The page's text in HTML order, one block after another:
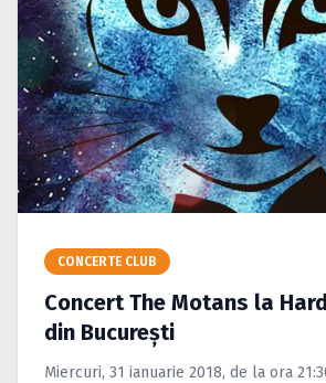
RECENZII
GALERII FOTO
BILETE
Autentificare
Caută în site...
CONCERTE CLUB
Concert The Motans la
din Bucureşti
Miercuri, 31 ianuarie 2018, de la ora